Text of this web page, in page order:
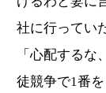
社に行ってい
「心配する
徒競争で1番